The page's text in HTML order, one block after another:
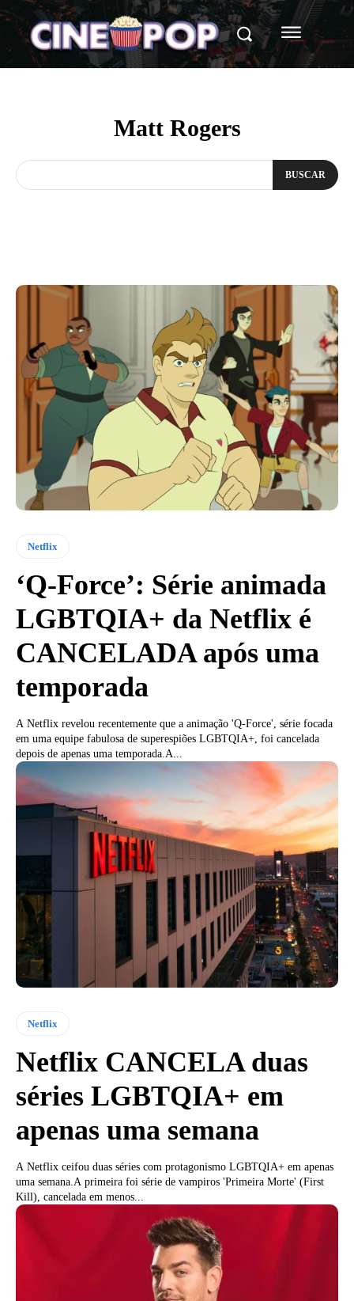
Matt Rogers
BUSCAR
Netflix
‘Q-Force’: Série animada
LGBTQIA+ da Netflix é
CANCELADA após uma
temporada
A Netflix revelou recentemente que a animação 'Q-Force', série focada
em uma equipe fabulosa de superespiões LGBTQIA+, foi cancelada
depois de apenas uma temporada.A...
Netflix
Netflix CANCELA duas
séries LGBTQIA+ em
apenas uma semana
A Netflix ceifou duas séries com protagonismo LGBTQIA+ em apenas
uma semana.A primeira foi série de vampiros 'Primeira Morte' (First
Kill), cancelada em menos...